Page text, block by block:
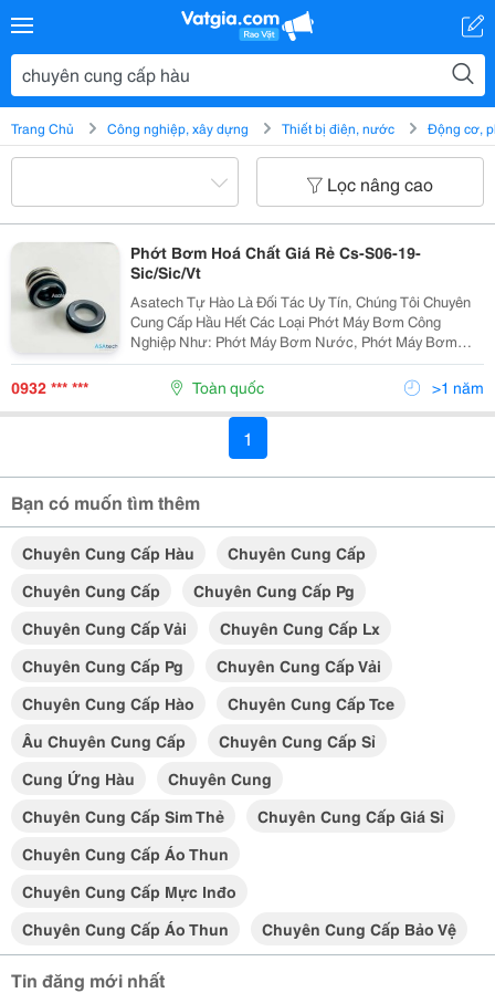
Trang Chủ Công nghiệp, xây dựng Thiết bị điện, nước Động cơ,
Lọc nâng cao
Phớt Bơm Hoá Chất Giá Rẻ Cs-S06-19-
Sic/Sic/Vt
Asatech Tự Hào Là Đối Tác Uy Tín, Chúng Tôi Chuyên
Cung Cấp Hầu Hết Các Loại Phớt Máy Bơm Công
Nghiệp Như: Phớt Máy Bơm Nước, Phớt Máy Bơm
Chịu Hóa Chất, Phớt Cơ Khí, Phớt Chắn Dầu Chịu
Nhiệt, Phớt Chắn Dầu Chịu Hóa Chất, Phốt Bơm Trong
Các Môi...
0932 *** *** Toàn quốc >1 năm
1
Bạn có muốn tìm thêm
Chuyên Cung Cấp Hàu
Chuyên Cung Cấp
Chuyên Cung Cấp
Chuyên Cung Cấp Pg
Chuyên Cung Cấp Vải
Chuyên Cung Cấp Lx
Chuyên Cung Cấp Pg
Chuyên Cung Cấp Vải
Chuyên Cung Cấp Hào
Chuyên Cung Cấp Tce
Âu Chuyên Cung Cấp
Chuyên Cung Cấp Sỉ
Cung Ứng Hàu
Chuyên Cung
Chuyên Cung Cấp Sim Thẻ
Chuyên Cung Cấp Giá Sỉ
Chuyên Cung Cấp Áo Thun
Chuyên Cung Cấp Mực Inđo
Chuyên Cung Cấp Áo Thun
Chuyên Cung Cấp Bảo Vệ
Tin đăng mới nhất